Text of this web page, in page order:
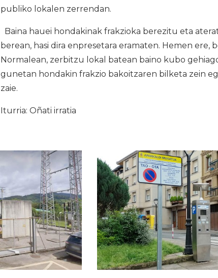
publiko lokalen zerrendan.
Baina hauei hondakinak frakzioka berezitu eta
berean, hasi dira enpresetara eramaten. Hemen ere,
Normalean, zerbitzu lokal batean baino kubo
gunetan hondakin frakzio bakoitzaren bilketa zein
zaie.
Iturria: Oñati irratia